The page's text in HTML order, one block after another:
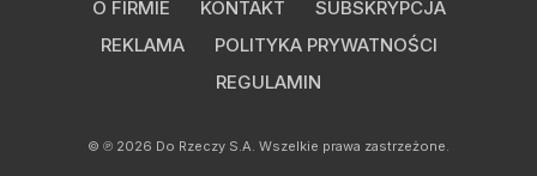
O FIRMIE KONTAKT
SUBSKRYPCJA
REKLAMA
POLITYKA PRYWATNOŚCI
REGULAMIN
© ℗ 2026 Do Rzeczy S.A. Wszelkie prawa zastrzeżone.